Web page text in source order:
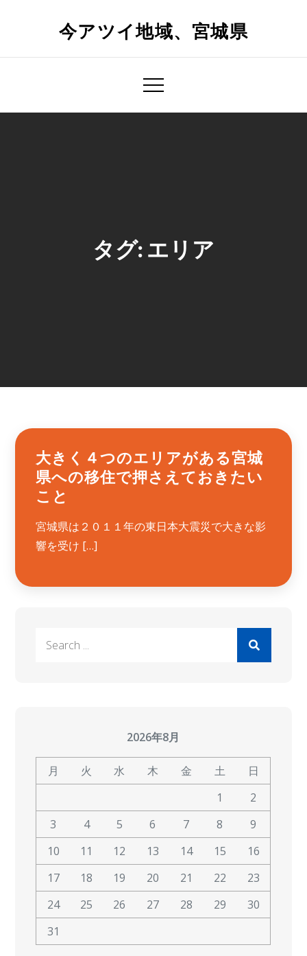
今アツイ地域、宮城県
タグ: エリア
大きく４つのエリアがある宮城
県への移住で押さえておきたい
こと
宮城県は２０１１年の東日本大震災で大きな影
響を受け […]
2026年8月
月 火 水 木 金 土
日
1
2
3
4 5 6 7 8
9
10
11 12 13 14 15
16
17
18 19 20 21 22
23
24
25 26 27 28 29
30
31